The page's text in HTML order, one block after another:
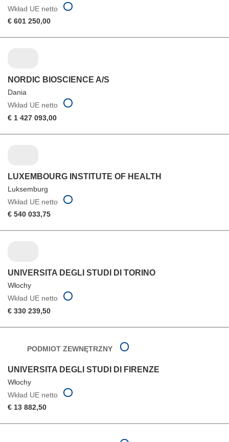
Wkład UE netto
€ 601 250,00
NORDIC BIOSCIENCE A/S
Dania
Wkład UE netto
€ 1 427 093,00
LUXEMBOURG INSTITUTE OF HEALTH
Luksemburg
Wkład UE netto
€ 540 033,75
UNIVERSITA DEGLI STUDI DI TORINO
Włochy
Wkład UE netto
€ 330 239,50
PODMIOT ZEWNĘTRZNY
UNIVERSITA DEGLI STUDI DI FIRENZE
Włochy
Wkład UE netto
€ 13 882,50